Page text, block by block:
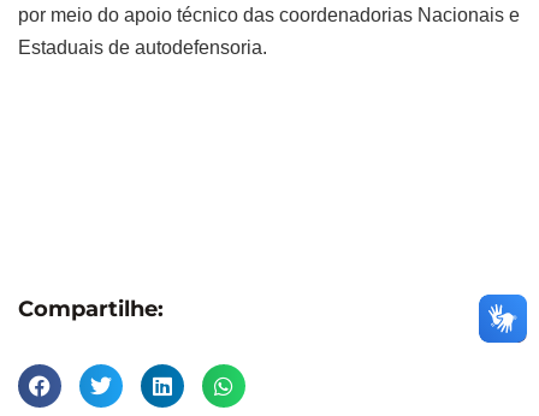
por meio do apoio técnico das coordenadorias Nacionais e
Estaduais de autodefensoria.
Compartilhe: